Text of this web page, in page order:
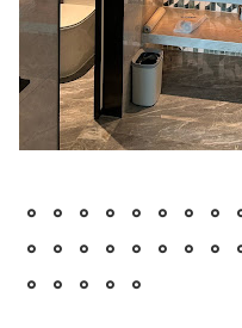
。。。。。。。。
。。。。。。。。
。。。。。